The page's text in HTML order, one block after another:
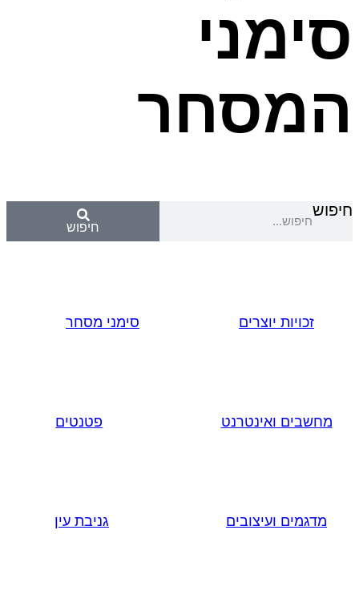
סימני
המסחר
חיפוש
חיפוש
זכויות יוצרים סימני מסחר
מחשבים ואינטרנט פטנטים
מדגמים ועיצובים גניבת עין